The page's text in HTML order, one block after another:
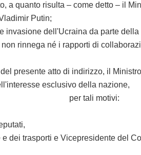
a quanto risulta – come detto – il
Putin;
dell'Ucraina da parte della
rinnega né i rapporti di
atto di indirizzo, il Ministro
esclusivo della nazione,
per tali motivi:
trasporti e Vicepresidente del